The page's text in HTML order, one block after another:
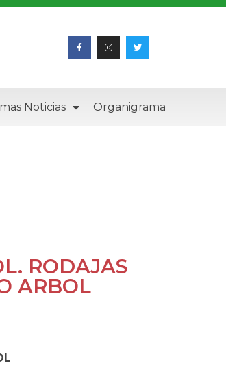
Noticias Organigrama
RODAJAS
ARBOL